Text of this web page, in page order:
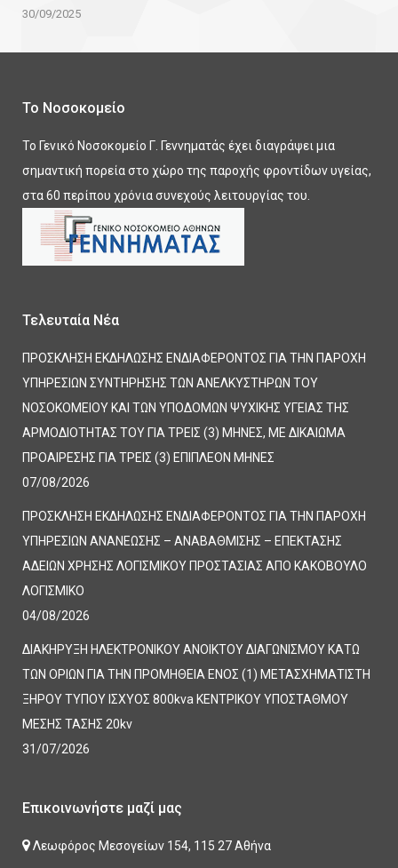
30/09/2025
Το Νοσοκομείο
Το Γενικό Νοσοκομείο Γ. Γεννηματάς έχει διαγράψει μια
σημαντική πορεία στο χώρο της παροχής φροντίδων υγείας,
στα 60 περίπου χρόνια συνεχούς λειτουργίας του.
Τελευταία Νέα
ΠΡΟΣΚΛΗΣΗ ΕΚΔΗΛΩΣΗΣ ΕΝΔΙΑΦΕΡΟΝΤΟΣ ΓΙΑ ΤΗΝ ΠΑΡΟΧΗ
ΥΠΗΡΕΣΙΩΝ ΣΥΝΤΗΡΗΣΗΣ ΤΩΝ ΑΝΕΛΚΥΣΤΗΡΩΝ ΤΟΥ
ΝΟΣΟΚΟΜΕΙΟΥ ΚΑΙ ΤΩΝ ΥΠΟΔΟΜΩΝ ΨΥΧΙΚΗΣ ΥΓΕΙΑΣ ΤΗΣ
ΑΡΜΟΔΙΟΤΗΤΑΣ ΤΟΥ ΓΙΑ ΤΡΕΙΣ (3) ΜΗΝΕΣ, ΜΕ ΔΙΚΑΙΩΜΑ
ΠΡΟΑΙΡΕΣΗΣ ΓΙΑ ΤΡΕΙΣ (3) ΕΠΙΠΛΕΟΝ ΜΗΝΕΣ
07/08/2026
ΠΡΟΣΚΛΗΣΗ ΕΚΔΗΛΩΣΗΣ ΕΝΔΙΑΦΕΡΟΝΤΟΣ ΓΙΑ ΤΗΝ ΠΑΡΟΧΗ
ΥΠΗΡΕΣΙΩΝ ΑΝΑΝΕΩΣΗΣ – ΑΝΑΒΑΘΜΙΣΗΣ – ΕΠΕΚΤΑΣΗΣ
ΑΔΕΙΩΝ ΧΡΗΣΗΣ ΛΟΓΙΣΜΙΚΟΥ ΠΡΟΣΤΑΣΙΑΣ ΑΠΟ ΚΑΚΟΒΟΥΛΟ
ΛΟΓΙΣΜΙΚΟ
04/08/2026
ΔΙΑΚΗΡΥΞΗ ΗΛΕΚΤΡΟΝΙΚΟΥ ΑΝΟΙΚΤΟΥ ΔΙΑΓΩΝΙΣΜΟΥ ΚΑΤΩ
ΤΩΝ ΟΡΙΩΝ ΓΙΑ ΤΗΝ ΠΡΟΜΗΘΕΙΑ ΕΝΟΣ (1) ΜΕΤΑΣΧΗΜΑΤΙΣΤΗ
ΞΗΡΟΥ ΤΥΠΟΥ ΙΣΧΥΟΣ 800kva ΚΕΝΤΡΙΚΟΥ ΥΠΟΣΤΑΘΜΟΥ
ΜΕΣΗΣ ΤΑΣΗΣ 20kv
31/07/2026
Επικοινωνήστε μαζί μας
Λεωφόρος Μεσογείων 154, 115 27 Αθήνα